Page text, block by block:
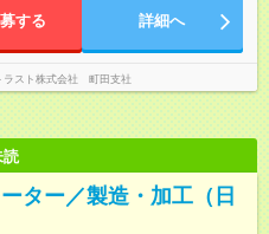
する 詳細へ
ラスト株式会社 町田支社
読
ター／製造・加工（日